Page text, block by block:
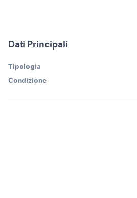
Dati Principali
Tipologia
Condizione